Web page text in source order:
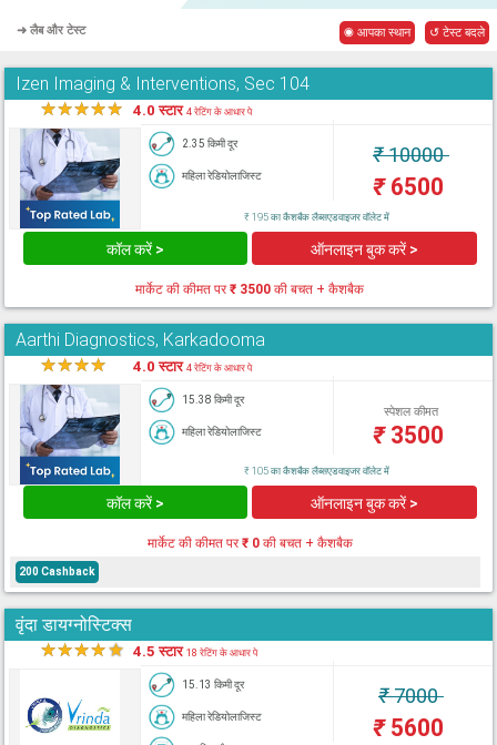
➜ लैब और टेस्ट ◉ आपका स्थान ↺ टेस्ट बदले
Izen Imaging & Interventions, Sec 104
★★★★★ 4.0 स्टार4 रेटिंग के आधार पे
2.35 किमी दूर
महिला रेडियोलाजिस्ट
₹10000
₹6500
₹ 195 का कैशबैक लैब्सएडवाइजर वॉलेट में
कॉल करें > ऑनलाइन बुक करें >
मार्केट की कीमत पर₹ 3500 की बचत + कैशबैक
Aarthi Diagnostics, Karkadooma
★★★★ 4.0 स्टार4 रेटिंग के आधार पे
15.38 किमी दूर
महिला रेडियोलाजिस्ट
स्पेशल कीमत
₹3500
₹ 105 का कैशबैक लैब्सएडवाइजर वॉलेट में
कॉल करें > ऑनलाइन बुक करें >
मार्केट की कीमत पर₹ 0की बचत + कैशबैक
200 Cashback
वृंदा डायग्नोस्टिक्स
★★★★★ 4.5 स्टार18 रेटिंग के आधार पे
15.13 किमी दूर
महिला रेडियोलाजिस्ट
₹7000
₹5600